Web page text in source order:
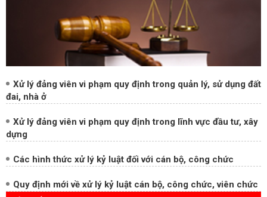
Xử lý đảng viên vi phạm quy định trong quản lý, sử dụng đất
đai, nhà ở
Xử lý đảng viên vi phạm quy định trong lĩnh vực đầu tư, xây
dựng
Các hình thức xử lý kỷ luật đối với cán bộ, công chức
Quy định mới về xử lý kỷ luật cán bộ, công chức, viên chức